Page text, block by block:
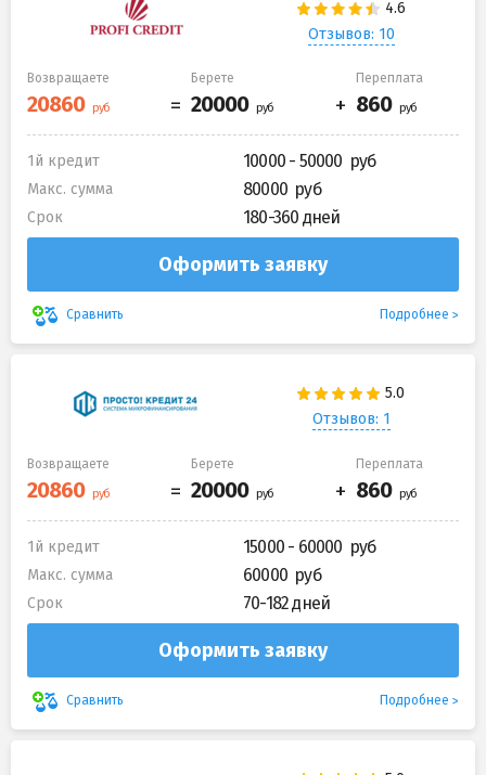
Отзывов: 10
Возвращаете Берете Переплата
1й кредит 10000 - 50000
Макс. сумма 80000
Срок 180-360 дней
Оформить заявку
Сравнить Подробнее
Отзывов: 1
Возвращаете Берете Переплата
1й кредит 15000 - 60000
Макс. сумма 60000
Срок 70-182 дней
Оформить заявку
Сравнить Подробнее